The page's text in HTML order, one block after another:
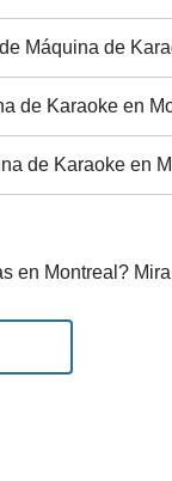
Máquina de
de Karaoke en
de Karaoke en
en Montreal?